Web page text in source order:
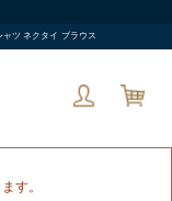
ャツ ネクタイ ブラウス
す。